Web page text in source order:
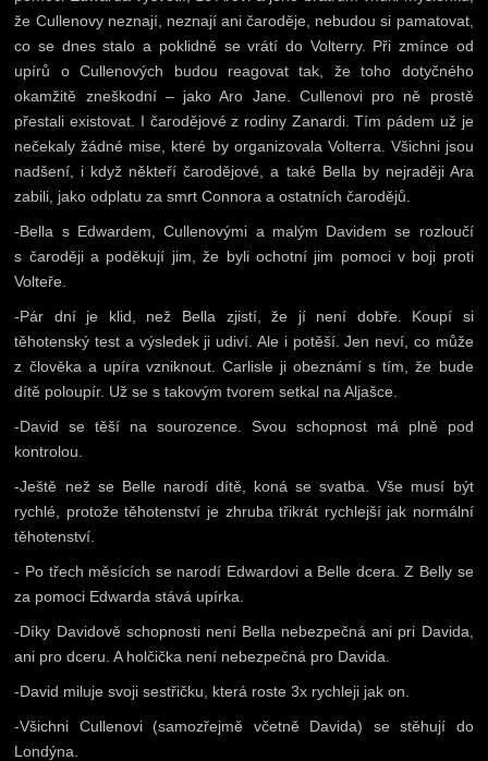
že Cullenovy neznají, neznají ani čaroděje, nebudou si pamatovat,
co se dnes stalo a poklidně se vrátí do Volterry. Při zmínce od
upírů o Cullenových budou reagovat tak, že toho dotyčného
okamžitě zneškodní – jako Aro Jane. Cullenovi pro ně prostě
přestali existovat. I čarodějové z rodiny Zanardi. Tím pádem už je
nečekaly žádné mise, které by organizovala Volterra. Všichni jsou
nadšení, i když někteří čarodějové, a také Bella by nejraději Ara
zabili, jako odplatu za smrt Connora a ostatních čarodějů.
-Bella s Edwardem, Cullenovými a malým Davidem se rozloučí
s čaroději a poděkují jim, že byli ochotní jim pomoci v boji proti
Volteře.
-Pár dní je klid, než Bella zjistí, že jí není dobře. Koupí si
těhotenský test a výsledek ji udiví. Ale i potěší. Jen neví, co může
z člověka a upíra vzniknout. Carlisle ji obeznámí s tím, že bude
dítě poloupír. Už se s takovým tvorem setkal na Aljašce.
-David se těší na sourozence. Svou schopnost má plně pod
kontrolou.
-Ještě než se Belle narodí dítě, koná se svatba. Vše musí být
rychlé, protože těhotenství je zhruba třikrát rychlejší jak normální
těhotenství.
- Po třech měsících se narodí Edwardovi a Belle dcera. Z Belly se
za pomoci Edwarda stává upírka.
-Díky Davidově schopnosti není Bella nebezpečná ani pri Davida,
ani pro dceru. A holčička není nebezpečná pro Davida.
-David miluje svoji sestřičku, která roste 3x rychleji jak on.
-Všichni Cullenovi (samozřejmě včetně Davida) se stěhují do
Londýna.